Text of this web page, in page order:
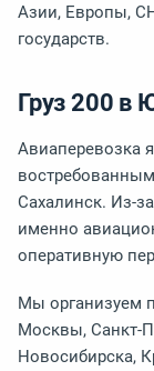
Азии, Европы,
государств.
Груз 200 в
Авиаперевозка
Сахалинск. Из-
именно
оперативную
Мы организуем
Москвы, Санкт-
Новосибирска,